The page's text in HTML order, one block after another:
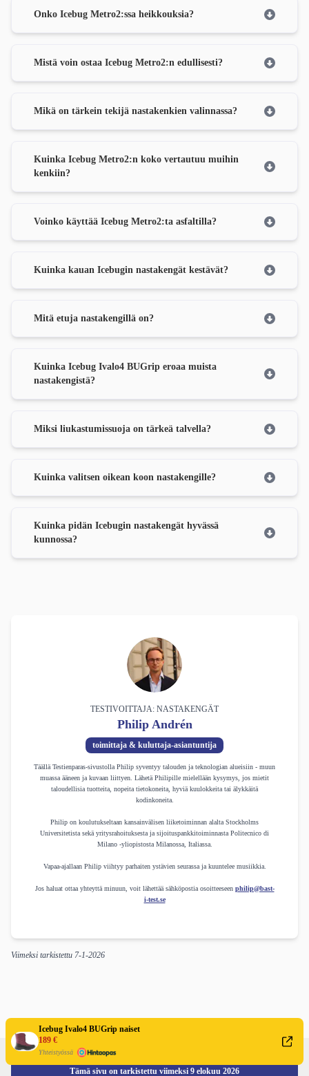
Icebug Ivalo4 BUGrip naiset
189 €
Yhteistyössä
Onko Icebug Metro2:ssa heikkouksia?
Mistä voin ostaa Icebug Metro2:n edullisesti?
Mikä on tärkein tekijä nastakenkien valinnassa?
Kuinka Icebug Metro2:n koko vertautuu muihin
kenkiin?
Voinko käyttää Icebug Metro2:ta asfaltilla?
Kuinka kauan Icebugin nastakengät kestävät?
Mitä etuja nastakengillä on?
Kuinka Icebug Ivalo4 BUGrip eroaa muista
nastakengistä?
Miksi liukastumissuoja on tärkeä talvella?
Kuinka valitsen oikean koon nastakengille?
Kuinka pidän Icebugin nastakengät hyvässä
kunnossa?
TESTIVOITTAJA: NASTAKENGÄT
Philip Andrén
toimittaja & kuluttaja-asiantuntija
Täällä Testienparas-sivustolla Philip syventyy talouden ja teknologian alueisiin - muun
muassa ääneen ja kuvaan liittyen. Lähetä Philipille mielellään kysymys, jos mietit
taloudellisia tuotteita, nopeita tietokoneita, hyviä kuulokkeita tai älykkäitä
kodinkoneita.
Philip on koulutukseltaan kansainvälisen liiketoiminnan alalta Stockholms
Universitetista sekä yritysrahoituksesta ja sijoituspankkitoiminnasta Politecnico di
Milano -yliopistosta Milanossa, Italiassa.
Vapaa-ajallaan Philip viihtyy parhaiten ystävien seurassa ja kuuntelee musiikkia.
Jos haluat ottaa yhteyttä minuun, voit lähettää sähköpostia osoitteeseen philip@bast-
i-test.se
Viimeksi tarkistettu 7-1-2026
Tämä sivu on tarkistettu viimeksi 9 elokuu 2026